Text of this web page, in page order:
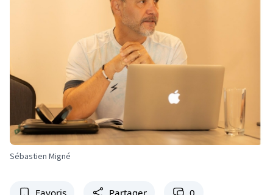
Sébastien Migné
Favoris Partager 0